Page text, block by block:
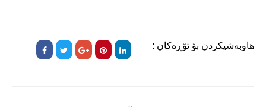
هاوبەشیکردن بۆ تۆڕەکان :